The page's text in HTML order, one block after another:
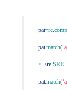
pat=re.
pat.match(
< _sre.
pat.match(